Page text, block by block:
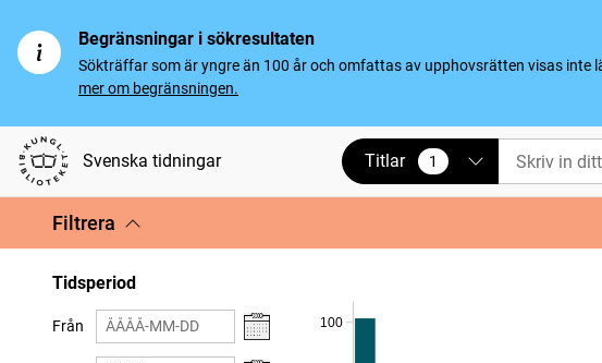
Begränsningar i sökresultaten
Sökträffar som är yngre än 100 år och omfattas av upphovsrätten visas inte
mer om begränsningen.
Svenska tidningar Titlar 1
vald
Filtrera
Tidsperiod
Från 100